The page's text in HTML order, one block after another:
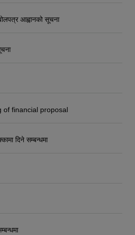
आह्वानको सूचना
of financial proposal
दिने सम्बन्धमा